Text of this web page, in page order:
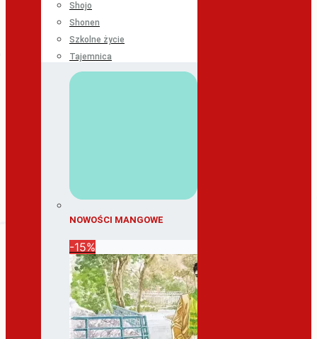
Shojo
Shonen
Szkolne życie
Tajemnica
NOWOŚCI MANGOWE
-15%